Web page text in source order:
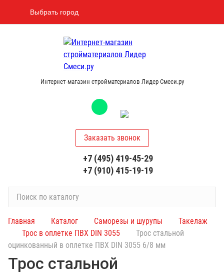
Выбрать город
Интернет-магазин стройматериалов Лидер Смеси.ру
и
Заказать звонок
+7 (495) 419-45-29
+7 (910) 415-19-19
Главная Каталог Саморезы и шурупы
Такелаж
Трос в оплетке ПВХ DIN 3055
Трос стальной
оцинкованный в оплетке ПВХ DIN 3055 6/8 мм
Трос стальной